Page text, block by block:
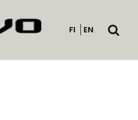
FI EN
Avaa